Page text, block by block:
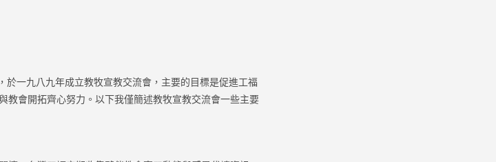
一九八九年成立教牧宣教交流會，主要的目標是促進工福
教會開拓齊心努力。以下我僅簡述教牧宣教交流會一些主要